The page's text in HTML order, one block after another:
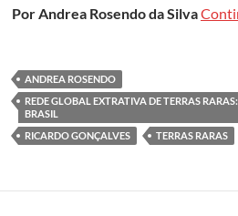
Por Andrea Rosendo da Silva
ANDREA ROSENDO
REDE GLOBAL EXTRATIVA DE TERRAS
BRASIL
RICARDO GONÇALVES
TERRAS RARAS